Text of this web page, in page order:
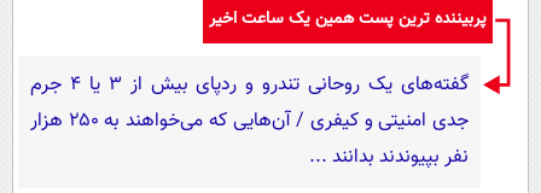
پربیننده ترین پست همین یک ساعت اخیر
گفته‌های یک روحانی تندرو و ردپای بیش از ۳ یا ۴ جرم
جدی امنیتی و کیفری / آن‌هایی که می‌خواهند به ۲۵۰ هزار
نفر بپیوندند بدانند ...